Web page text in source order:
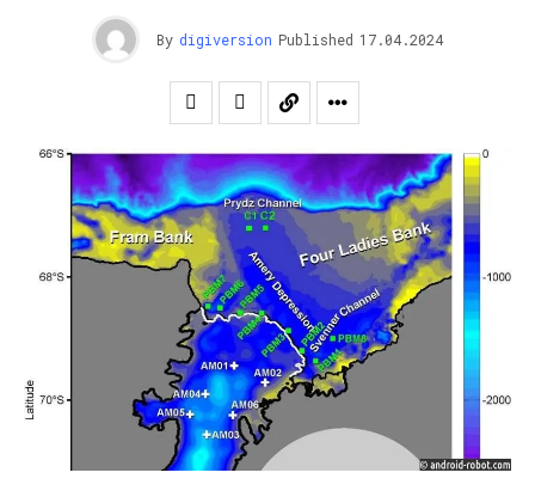
By digiversion Published 17.04.2024